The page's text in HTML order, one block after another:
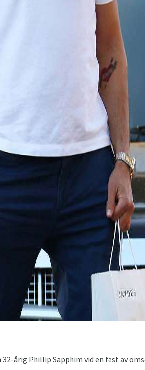
ad
årig Phillip Sapphim vid en fest av